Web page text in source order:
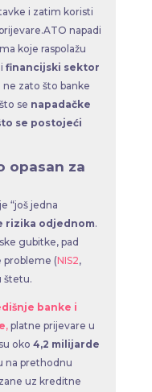
i zatim koristi
napadi
koje raspolažu
financijski sektor
ne zato što banke
se napadačke
se postojeći
opasan za
“još jedna
rizika odjednom.
gubitke, pad
probleme (NIS2,
štetu.
banke i
,platne prijevare u
oko 4,2 milijarde
na prethodnu
uz kreditne